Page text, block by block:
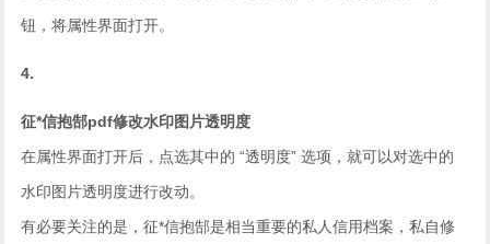
钮，将属性界面打开。
4.
征*信抱郜pdf修改水印图片透明度
在属性界面打开后，点选其中的 “透明度” 选项，就可以对选中的
水印图片透明度进行改动。
有必要关注的是，征*信抱郜是相当重要的私人信用档案，私自修